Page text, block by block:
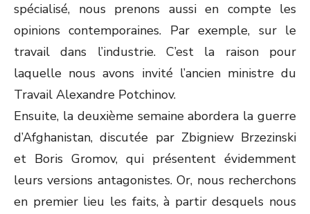
spécialisé, nous prenons aussi en compte les
opinions contemporaines. Par exemple, sur le
travail dans l’industrie. C’est la raison pour
laquelle nous avons invité l’ancien ministre du
Travail Alexandre Potchinov.
Ensuite, la deuxième semaine abordera la guerre
d’Afghanistan, discutée par Zbigniew Brzezinski
et Boris Gromov, qui présentent évidemment
leurs versions antagonistes. Or, nous recherchons
en premier lieu les faits, à partir desquels nous